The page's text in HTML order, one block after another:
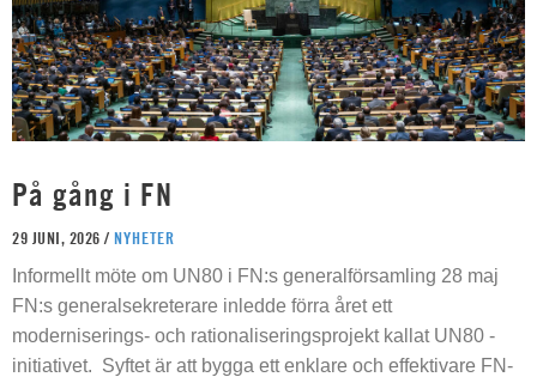
På gång i FN
29 JUNI, 2026 / NYHETER
Informellt möte om UN80 i FN:s generalförsamling 28 maj
FN:s generalsekreterare inledde förra året ett
moderniserings- och rationaliseringsprojekt kallat UN80 -
initiativet. Syftet är att bygga ett enklare och effektivare FN-